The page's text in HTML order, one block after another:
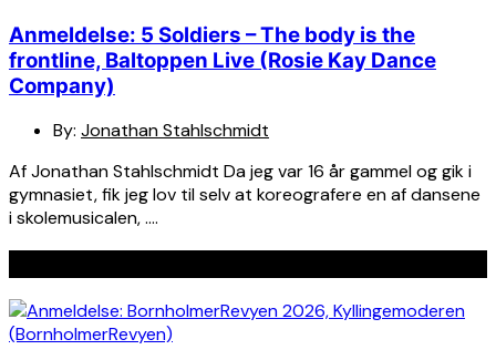
Anmeldelse: 5 Soldiers – The body is the
frontline, Baltoppen Live (Rosie Kay Dance
Company)
By: Jonathan Stahlschmidt
Af Jonathan Stahlschmidt Da jeg var 16 år gammel og gik i
gymnasiet, fik jeg lov til selv at koreografere en af dansene
i skolemusicalen, ….